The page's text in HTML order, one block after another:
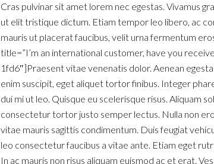
Cras pulvinar sit amet lorem nec egestas. Vivamus
ut elit tristique dictum. Etiam tempor leo libero, ac
mauris ut placerat faucibus, velit urna fermentum
title=”I’m an international customer, have you
1fd6″]Praesent vitae venenatis dolor. Aenean
enim suscipit, eget aliquet tortor finibus. Integer
dui mi ut leo. Quisque eu scelerisque risus. Aliquam
consectetur tortor justo semper lectus. Nulla non
vitae mauris sagittis condimentum. Duis feugiat
leo consectetur faucibus a vitae ante. Etiam eget
In ac mauris non risus aliquam euismod ac et erat.